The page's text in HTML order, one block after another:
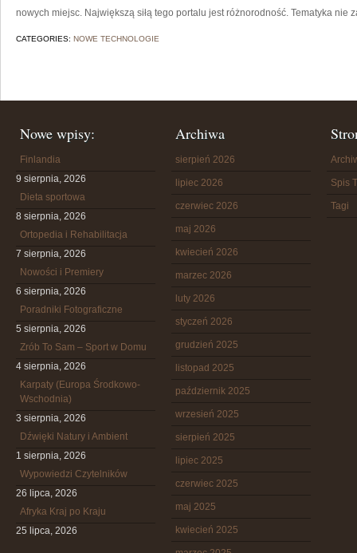
nowych miejsc. Największą siłą tego portalu jest różnorodność. Tematyka nie
CATEGORIES: NOWE TECHNOLOGIE
Nowe wpisy:
Finlandia
9 sierpnia, 2026
Dieta sportowa
8 sierpnia, 2026
Ortopedia i Rehabilitacja
7 sierpnia, 2026
Nowości i Premiery
6 sierpnia, 2026
Poradniki Fotograficzne
5 sierpnia, 2026
Zrób To Sam – Sport w Domu
4 sierpnia, 2026
Karpaty (Europa Środkowo-
Wschodnia)
3 sierpnia, 2026
Dźwięki Natury i Ambient
1 sierpnia, 2026
Wypowiedzi Czytelników
26 lipca, 2026
Afryka Kraj po Kraju
25 lipca, 2026
Archiwa
sierpień 2026
lipiec 2026
czerwiec 2026
maj 2026
kwiecień 2026
marzec 2026
luty 2026
styczeń 2026
grudzień 2025
listopad 2025
październik 2025
wrzesień 2025
sierpień 2025
lipiec 2025
czerwiec 2025
maj 2025
kwiecień 2025
Spis
Tagi